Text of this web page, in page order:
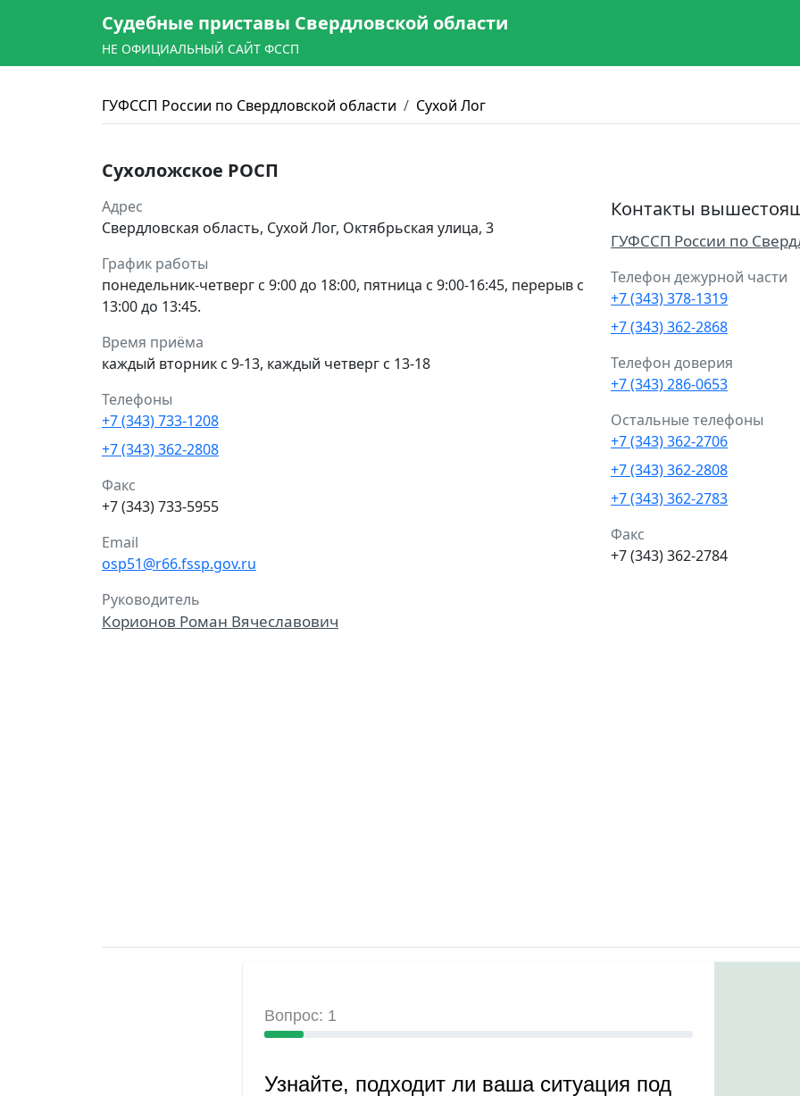
Судебные приставы Свердловской области
НЕ ОФИЦИАЛЬНЫЙ САЙТ ФССП
ГУФССП России по Свердловской области Сухой Лог
Сухоложское РОСП
Адрес
Свердловская область, Сухой Лог, Октябрьская улица, 3
График работы
понедельник-четверг с 9:00 до 18:00, пятница с 9:00-16:45, перерыв с
13:00 до 13:45.
Время приёма
каждый вторник с 9-13, каждый четверг с 13-18
Телефоны
+7 (343) 733-1208
+7 (343) 362-2808
Факс
+7 (343) 733-5955
Email
osp51@r66.fssp.gov.ru
Руководитель
Корионов Роман Вячеславович
Контакты
ГУФССП России по
Телефон дежурной части
+7 (343) 378-1319
+7 (343) 362-2868
Телефон доверия
+7 (343) 286-0653
Остальные телефоны
+7 (343) 362-2706
+7 (343) 362-2808
+7 (343) 362-2783
Факс
+7 (343) 362-2784